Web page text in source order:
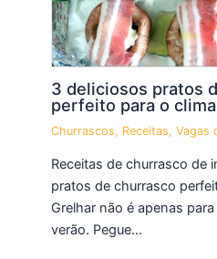
3 deliciosos pratos
perfeito para o
Churrascos, Receitas,Vagas
Receitas de churrasco de
pratos de churrasco
Grelhar não é apenas
verão. Pegue…